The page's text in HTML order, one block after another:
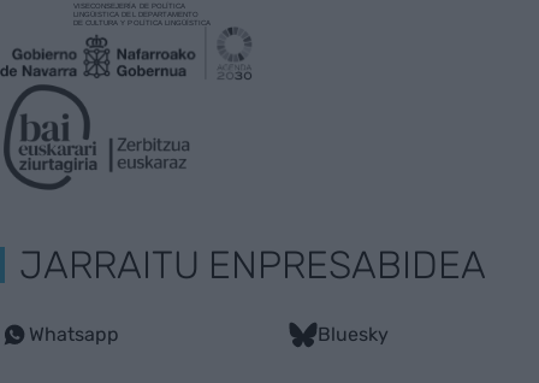
JARRAITU ENPRESABIDEA
Whatsapp Bluesky